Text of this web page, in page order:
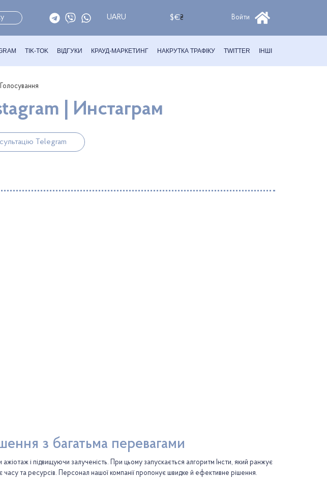
UARU $€₴ Войти
TIK-TOK ВІДГУКИ КРАУД-МАРКЕТИНГ НАКРУТКА ТРАФІКУ TWITTER ІНШІ
| Инстаграм
Telegram
з багатьма перевагами
і підвищуючи залученість. При цьому запускається алгоритм Інсти, який ранжує
та ресурсів. Персонал нашої компанії пропонує швидке й ефективне рішення.